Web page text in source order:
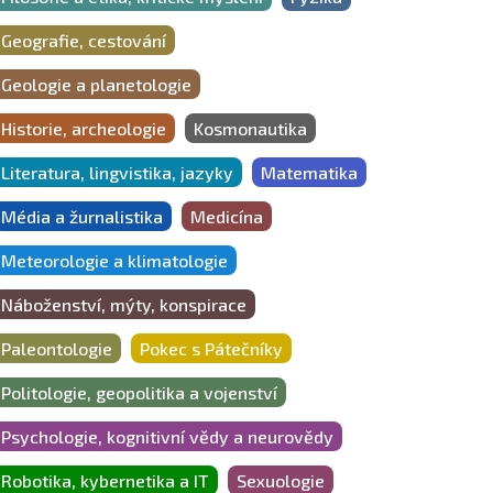
Geografie, cestování
Geologie a planetologie
Historie, archeologie Kosmonautika
Literatura, lingvistika, jazyky Matematika
Média a žurnalistika Medicína
Meteorologie a klimatologie
Náboženství, mýty, konspirace
Paleontologie Pokec s Pátečníky
Politologie, geopolitika a vojenství
Psychologie, kognitivní vědy a neurovědy
Robotika, kybernetika a IT Sexuologie